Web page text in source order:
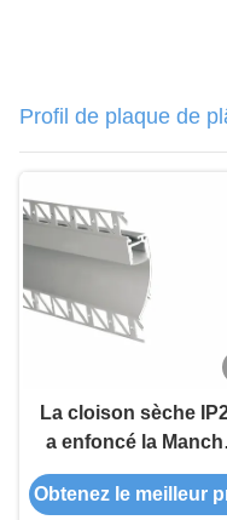
Profil de plaque de
La cloison sèche
a enfoncé la
menée en
a anodisé T5 6063
Obtenez le meilleur